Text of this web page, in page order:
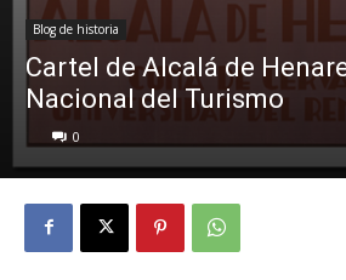
Blog de historia
Cartel de Alcalá de
Nacional del Turismo
0